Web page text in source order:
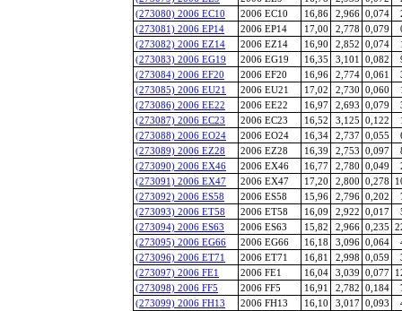
(273080) 2006 EC10
2006 EC10 16,86 2,966 0,074
(273081) 2006 EP14
2006 EP14 17,00 2,778 0,079
(273082) 2006 EZ14
2006 EZ14 16,90 2,852 0,074
(273083) 2006 EG19
2006 EG19 16,35 3,101 0,082
(273084) 2006 EF20
2006 EF20 16,96 2,774 0,061
(273085) 2006 EU21
2006 EU21 17,02 2,730 0,060
(273086) 2006 EE22
2006 EE22 16,97 2,693 0,079
(273087) 2006 EC23
2006 EC23 16,52 3,125 0,122
(273088) 2006 EO24
2006 EO24 16,34 2,737 0,055
(273089) 2006 EZ28
2006 EZ28 16,39 2,753 0,097
(273090) 2006 EX46
2006 EX46 16,77 2,780 0,049
(273091) 2006 EX47
2006 EX47 17,20 2,800 0,278
(273092) 2006 ES58
2006 ES58 15,96 2,796 0,202
(273093) 2006 ET58
2006 ET58 16,09 2,922 0,017
(273094) 2006 ES63
2006 ES63 15,82 2,966 0,235
(273095) 2006 EG66
2006 EG66 16,18 3,096 0,064
(273096) 2006 ET71
2006 ET71 16,81 2,998 0,059
(273097) 2006 FE1
2006 FE1 16,04 3,039 0,077
(273098) 2006 FF5
2006 FF5 16,91 2,782 0,184
(273099) 2006 FH13
2006 FH13 16,10 3,017 0,093